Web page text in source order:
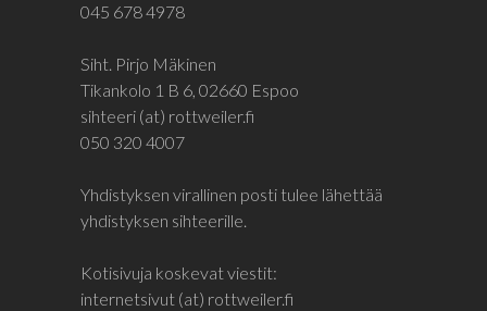
045 678 4978
Siht. Pirjo Mäkinen
Tikankolo 1 B 6, 02660 Espoo
sihteeri (at) rottweiler.fi
050 320 4007
Yhdistyksen virallinen posti tulee lähettää
yhdistyksen sihteerille.
Kotisivuja koskevat viestit:
internetsivut (at) rottweiler.fi